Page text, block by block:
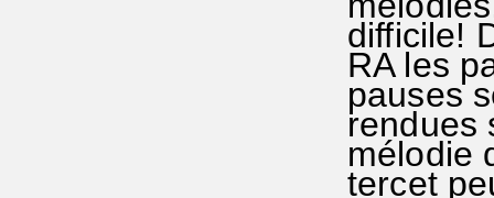
difficile!
RA les
pauses
rendues
mélodie
tercet